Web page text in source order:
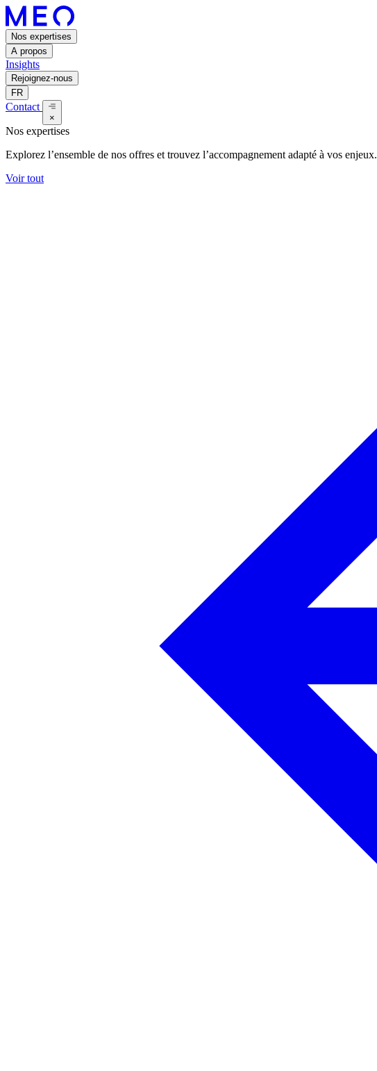
Nos expertises
A propos
Insights
Rejoignez-nous
FR
Contact
×
Nos expertises
Explorez l’ensemble de nos offres et trouvez l’accompagnement adapté à vos enjeux.
Voir tout